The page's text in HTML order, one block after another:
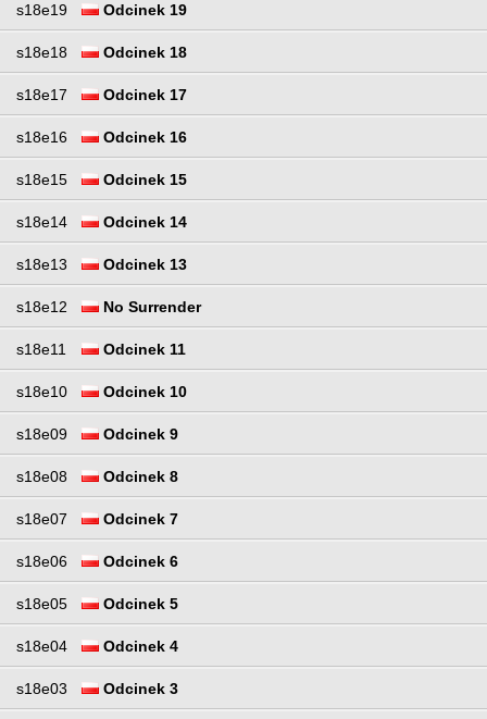
s18e19 Odcinek 19
s18e18 Odcinek 18
s18e17 Odcinek 17
s18e16 Odcinek 16
s18e15 Odcinek 15
s18e14 Odcinek 14
s18e13 Odcinek 13
s18e12 No Surrender
s18e11 Odcinek 11
s18e10 Odcinek 10
s18e09 Odcinek 9
s18e08 Odcinek 8
s18e07 Odcinek 7
s18e06 Odcinek 6
s18e05 Odcinek 5
s18e04 Odcinek 4
s18e03 Odcinek 3